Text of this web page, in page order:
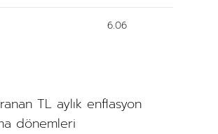
6.06
TL aylık enflasyon
dönemleri